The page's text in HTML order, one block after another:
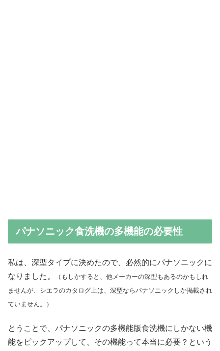
パナソニック食洗機の多機能の必要性
私は、深型タイプに決めたので、必然的にパナソニックに
なりました。
（もしかすると、他メーカーの深型もあるのかもしれ
ませんが、シエラのカタログ上は、深型ならパナソニックしか掲載され
ていません。）
とうことで、パナソニックの多機能版食洗機にしかない機
能をピックアップして、その機能って本当に必要？という